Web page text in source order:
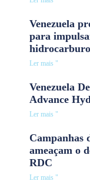
Venezuela
para
Ler mais "
Venezuela
Advance
Ler mais "
Campanhas
ameaçam o
RDC
Ler mais "